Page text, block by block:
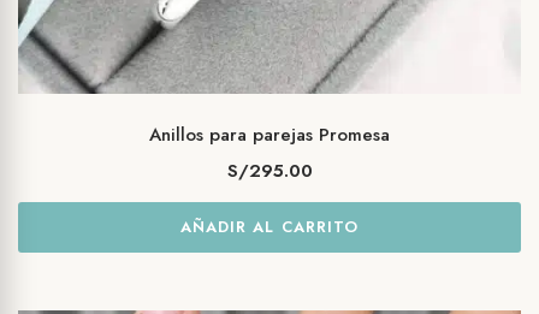
Anillos para parejas Promesa
S/295.00
AÑADIR AL CARRITO